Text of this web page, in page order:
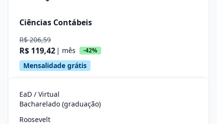
Ciências Contábeis
R$ 206,59
R$ 119,42 | mês -42%
Mensalidade grátis
EaD / Virtual
Bacharelado (graduação)
Roosevelt